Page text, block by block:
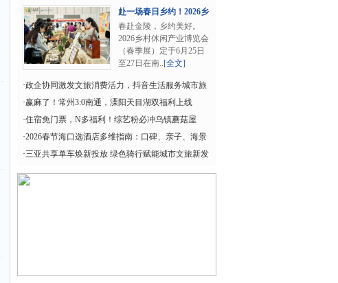
赴一场春日乡约！2026乡
村休闲产业博览..
春赴金陵，乡约美好。
2026乡村休闲产业博览会
（春季展）定于6月25日
至27日在南..[全文]
·政企协同激发文旅消费活力，抖音生活服务城市旅
游卡在三亚上线
·赢麻了！常州3:0南通，溧阳天目湖双福利上线
·住宿免门票，N多福利！综艺粉必冲乌镇蘑菇屋
·2026春节海口选酒店多维指南：口碑、亲子、海景
与打卡全解析
·三亚共享单车焕新投放 绿色骑行赋能城市文旅新发
展